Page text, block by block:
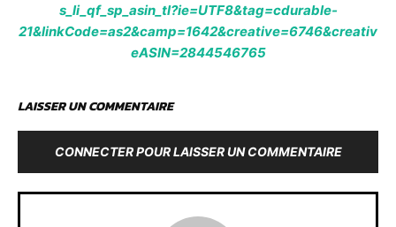
s_li_qf_sp_asin_tl?ie=UTF8&tag=cdurable-
21&linkCode=as2&camp=1642&creative=6746&creativ
eASIN=2844546765
LAISSER UN COMMENTAIRE
CONNECTER POUR LAISSER UN COMMENTAIRE